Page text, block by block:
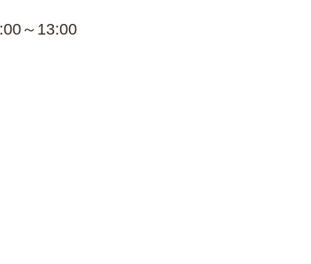
～13:00